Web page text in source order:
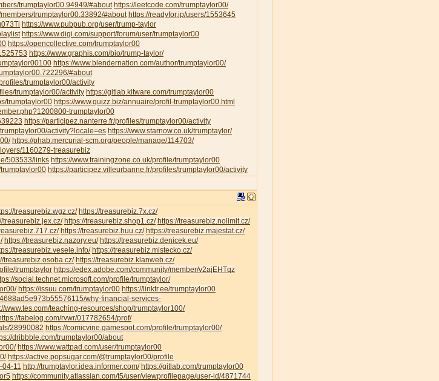
trumptaylor00.94949/#about https://leetcode.com/trumptaylor00/
trumptaylor00.33892/#about https://readyfor.jp/users/1553645
https://www.pubpub.org/user/trump-taylor
https://www.digi.com/support/forum/user/trumptaylor00
https://opencollective.com/trumptaylor00
https://www.graphis.com/bio/trump-taylor/
https://www.blendernation.com/author/trumptaylor00/
#about
trumptaylor00/activity
trumptaylor00/activity https://gitlab.kitware.com/trumptaylor00
trumptaylor00 https://www.quizz.biz/annuaire/profil-trumptaylor00.html
trumptaylor00
https://participez.nanterre.fr/profiles/trumptaylor00/activity
activity?locale=es https://www.starnow.co.uk/trumptaylor/
https://phab.mercurial-scm.org/people/manage/114703/
1160279-treasurebiz
503533/links https://www.trainingzone.co.uk/profile/trumptaylor00
https://participez.villeurbanne.fr/profiles/trumptaylor00/activity
treasurebiz.wgz.cz/ https://treasurebiz.7x.cz/
treasurebiz.jex.cz/ https://treasurebiz.shop1.cz/ https://treasurebiz.nolimit.cz/
https://treasurebiz.huu.cz/ https://treasurebiz.majestat.cz/
https://treasurebiz.nazory.eu/ https://treasurebiz.denicek.eu/
treasurebiz.vesele.info/ https://treasurebiz.mistecko.cz/
treasurebiz.osoba.cz/ https://treasurebiz.klanweb.cz/
trumptaylor https://edex.adobe.com/community/member/v2ajEHTqz
social.technet.microsoft.com/profile/trumptaylor/
https://issuu.com/trumptaylor00 https://linktr.ee/trumptaylor00
why-financial-services-
www.tes.com/teaching-resources/shop/trumptaylor100/
tabelog.com/rvwr/017782654/prof/
28990082 https://comicvine.gamespot.com/profile/trumptaylor00/
dribbble.com/trumptaylor00/about
https://www.wattpad.com/user/trumptaylor00
https://active.popsugar.com/@trumptaylor00/profile
04-11 http://trumptaylor.idea.informer.com/ https://gitlab.com/trumptaylor00
https://community.atlassian.com/t5/user/viewprofilepage/user-id/4871744